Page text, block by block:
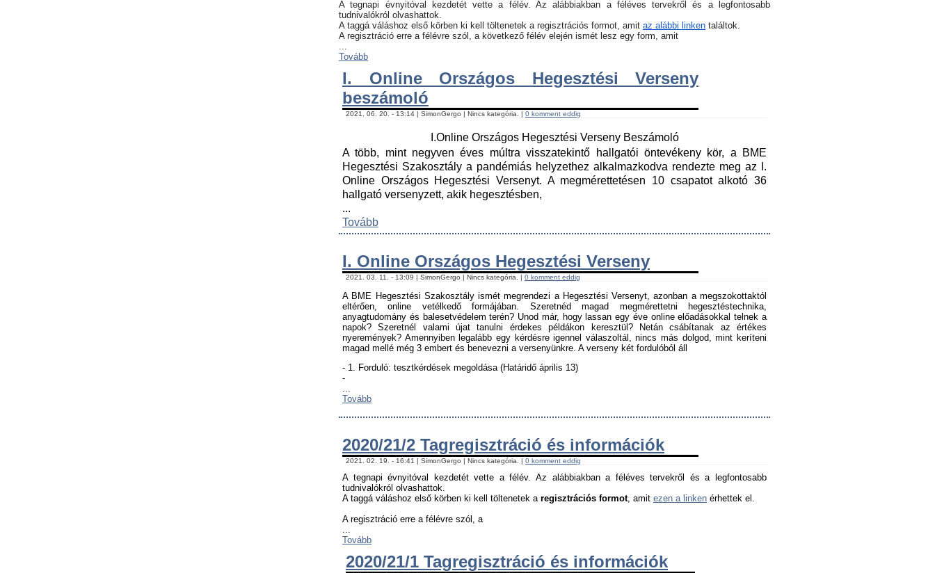
A tegnapi évnyitóval kezdetét vette a félév. Az alábbiakban a féléves tervekről és a legfontosabb
tudnivalókról olvashattok.
A taggá váláshoz első körben ki kell töltenetek a regisztrációs formot, amit az alábbi linken találtok.
A regisztráció erre a félévre szól, a következő félév elején ismét lesz egy form, amit
...
Tovább
I. Online Országos Hegesztési Verseny
beszámoló
2021. 06. 20. - 13:14 | SimonGergo | Nincs kategória. | 0 komment eddig
I.Online Országos Hegesztési Verseny Beszámoló
A több, mint negyven éves múltra visszatekintő hallgatói öntevékeny kör, a BME
Hegesztési Szakosztály a pandémiás helyzethez alkalmazkodva rendezte meg az I.
Online Országos Hegesztési Versenyt. A megmérettetésen 10 csapatot alkotó 36
hallgató versenyzett, akik hegesztésben,
...
Tovább
I. Online Országos Hegesztési Verseny
2021. 03. 11. - 13:09 | SimonGergo | Nincs kategória. | 0 komment eddig
A BME Hegesztési Szakosztály ismét megrendezi a Hegesztési Versenyt, azonban a megszokottaktól
eltérően, online vetélkedő formájában. Szeretnéd magad megmérettetni hegesztéstechnika,
anyagtudomány és balesetvédelem terén? Unod már, hogy lassan egy éve online előadásokkal telnek a
napok? Szeretnél valami újat tanulni érdekes példákon keresztül? Netán csábítanak az értékes
nyeremények? Amennyiben legalább egy kérdésre igennel válaszoltál, nincs más dolgod, mint keríteni
magad mellé még 3 embert és benevezni a versenyünkre. A verseny két fordulóból áll
- 1. Forduló: tesztkérdések megoldása (Határidő április 13)
-
...
Tovább
2020/21/2 Tagregisztráció és információk
2021. 02. 19. - 16:41 | SimonGergo | Nincs kategória. | 0 komment eddig
A tegnapi évnyitóval kezdetét vette a félév. Az alábbiakban a féléves tervekről és a legfontosabb
tudnivalókról olvashattok.
A taggá váláshoz első körben ki kell töltenetek a regisztrációs formot, amit ezen a linken érhettek el.
A regisztráció erre a félévre szól, a
...
Tovább
2020/21/1 Tagregisztráció és információk